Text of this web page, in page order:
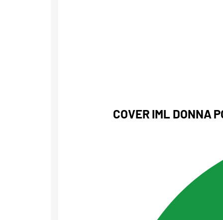
COVER IML DONNA